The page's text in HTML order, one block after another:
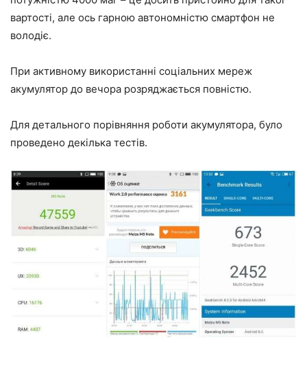
вартості, але ось гарною автономністю смартфон не
володіє.
При активному використанні соціальних мереж
акумулятор до вечора розряджається повністю.
Для детального порівняння роботи акумулятора, було
проведено декілька тестів.